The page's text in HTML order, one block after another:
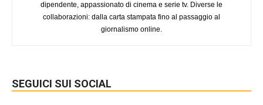
dipendente, appassionato di cinema e serie tv. Diverse le
collaborazioni: dalla carta stampata fino al passaggio al
giornalismo online.
SEGUICI SUI SOCIAL